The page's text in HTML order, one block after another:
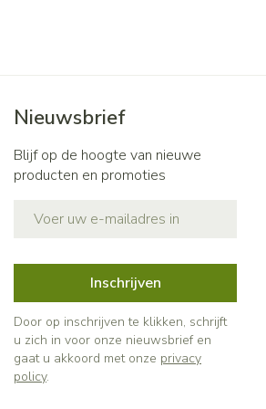
Nieuwsbrief
Blijf op de hoogte van nieuwe
producten en promoties
Inschrijven
Door op inschrijven te klikken, schrijft
u zich in voor onze nieuwsbrief en
gaat u akkoord met onze privacy
policy.